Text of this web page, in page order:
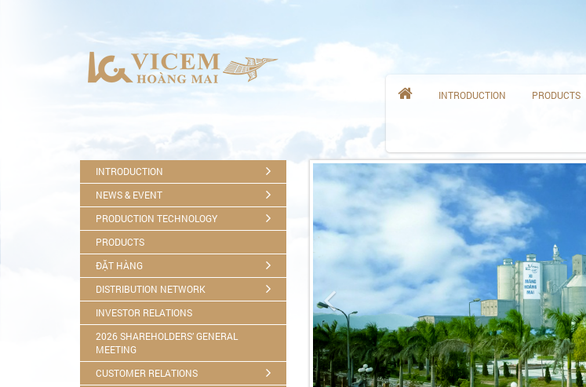
 INTRODUCTION PRODUCTS
INTRODUCTION
NEWS & EVENT
PRODUCTION TECHNOLOGY
PRODUCTS
ĐẶT HÀNG
DISTRIBUTION NETWORK
INVESTOR RELATIONS
2026 SHAREHOLDERS’ GENERAL
MEETING
CUSTOMER RELATIONS
